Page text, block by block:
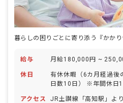
給与 月給180,000円 ~
休日
有休休暇（6カ月経過後
日数10日） ※年間休日112日（有休は別
アクセス
JR土讃線「高知駅」よ